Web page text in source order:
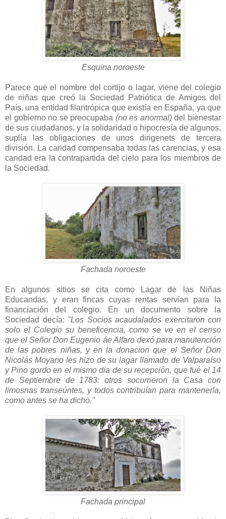
Esquina noroeste
Parece que el nombre del cortijo o lagar, viene del colegio
de niñas que creó la Sociedad Patriótica de Amigos del
País, una entidad filantrópica que existía en España, ya que
el gobierno no se preocupaba (no es anormal)del bienestar
de sus ciudadanos, y la solidaridad o hipocresía de algunos,
suplía las obligaciones de unos dirigenets de tercera
división. La caridad compensaba todas las carencias, y esa
caridad era la contrapartida del cielo para los miembros de
la Sociedad.
Fachada noroeste
En algunos sitios se cita como Lagar de las Niñas
Educandas, y eran fincas cuyas rentas servían para la
financiación del colegio. En un documento sobre la
Sociedad decía: "Los Socios acaudalados exercitaron con
solo el Colegio su beneficencia, como se ve en el censo
que el Señor Don Eugenio áe Alfaro dexó para manutención
de las pobres niñas, y en la donacion que el Señor Don
Nicolás Moyano les hizo de su lagar llamado de Valparaíso
y Pino gordo en el mismo dia de su recepción, que fué el 14
de Septiembre de 1783: otros socorrieron la Casa con
limosnas transeúntes, y todos contribuían para mantenerla,
como antes se ha dicho."
Fachada principal